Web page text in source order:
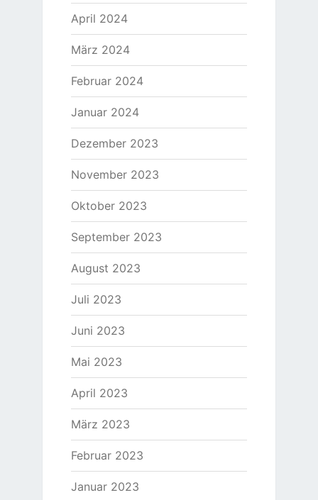
April 2024
März 2024
Februar 2024
Januar 2024
Dezember 2023
November 2023
Oktober 2023
September 2023
August 2023
Juli 2023
Juni 2023
Mai 2023
April 2023
März 2023
Februar 2023
Januar 2023